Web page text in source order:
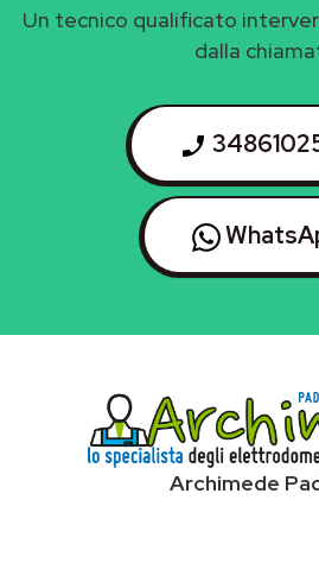
Un tecnico qualificato
dalla
Archimede